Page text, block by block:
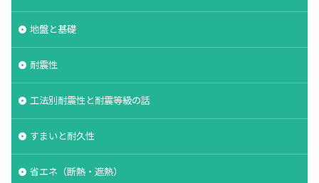
地盤と基礎
耐震性
工法別耐震性と耐震等級の話
すまいと耐久性
省エネ（断熱・遮熱）